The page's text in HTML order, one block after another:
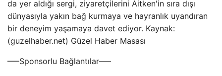
da yer aldığı sergi, ziyaretçilerini Aitken'in sıra dışı
dünyasıyla yakın bağ kurmaya ve hayranlık uyandıran
bir deneyim yaşamaya davet ediyor. Kaynak:
(guzelhaber.net) Güzel Haber Masası
—–Sponsorlu Bağlantılar—–